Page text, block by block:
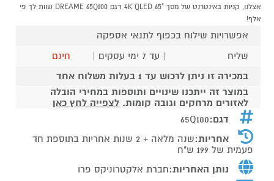
אצלנו, קניות באינטרנט של מסך "4K QLED 65 דגם DREAME 65Q100 שוות לך פי
אלף!
אפשרויות שילוח בכפוף לתנאי אספקה
שליח
| עד 7 ימי עסקים |
חינם
במכירה זו ניתן לרכוש עד 1 בעלות משלוח אחד
במוצר זה ייתכנו שינויים ותוספות במחירי הובלה
לאזורים מרחקים וגובה קומות. לצפייה לחץ כאן
דגם:65Q100
אחריות:
שנה מלאה + 2 שנות אחריות בתוספת חד
פעמית של 199 ש"ח
נותן האחריות:חברת אלקטרוניקס פרו